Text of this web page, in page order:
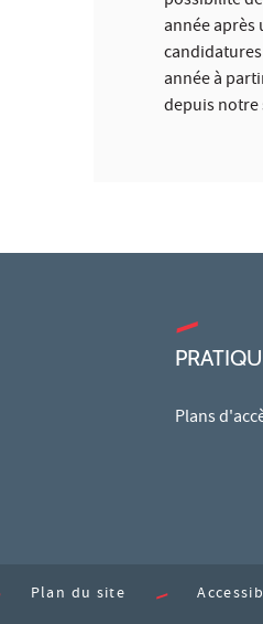
année après
année à
depuis notre
Plans
Plan du site